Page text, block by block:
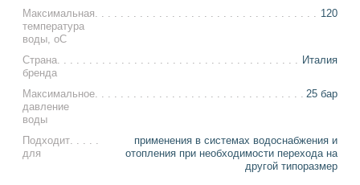
Максимальная
температура
воды, оС
120
Страна
бренда
Италия
Максимальное
давление
воды
25 бар
Подходит
для
применения в системах водоснабжения и
отопления при необходимости перехода на
другой типоразмер